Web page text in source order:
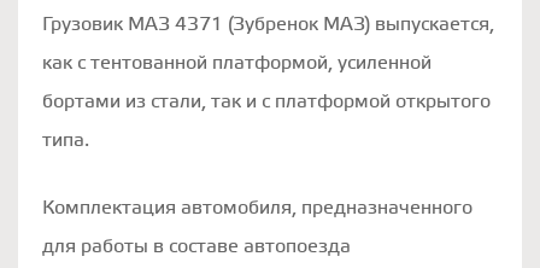
Грузовик МАЗ 4371 (Зубренок МАЗ) выпускается,
как с тентованной платформой, усиленной
бортами из стали, так и с платформой открытого
типа.
Комплектация автомобиля, предназначенного
для работы в составе автопоезда